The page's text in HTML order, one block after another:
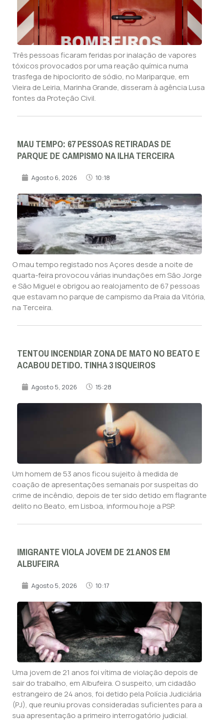
Três pessoas ficaram feridas por inalação de vapores
tóxicos provocados por uma reação química numa
trasfega de hipoclorito de sódio, no Mariparque, em
Vieira de Leiria, Marinha Grande, disseram à agência Lusa
fontes da Proteção Civil.
MAU TEMPO: 67 PESSOAS RETIRADAS DE
PARQUE DE CAMPISMO NA ILHA TERCEIRA
Agosto 6, 2026 10:18
O mau tempo registado nos Açores desde a noite de
quarta-feira provocou várias inundações em São Jorge
e São Miguel e obrigou ao realojamento de 67 pessoas
que estavam no parque de campismo da Praia da Vitória,
na Terceira.
TENTOU INCENDIAR ZONA DE MATO NO BEATO E
ACABOU DETIDO. TINHA 3 ISQUEIROS
Agosto 5, 2026 15:28
Um homem de 53 anos ficou sujeito à medida de
coação de apresentações semanais por suspeitas do
crime de incêndio, depois de ter sido detido em flagrante
delito no Beato, em Lisboa, informou hoje a PSP.
IMIGRANTE VIOLA JOVEM DE 21 ANOS EM
ALBUFEIRA
Agosto 5, 2026 10:17
Uma jovem de 21 anos foi vítima de violação depois de
sair do trabalho, em Albufeira. O suspeito, um cidadão
estrangeiro de 24 anos, foi detido pela Polícia Judiciária
(PJ), que reuniu provas consideradas suficientes para a
sua apresentação a primeiro interrogatório judicial.